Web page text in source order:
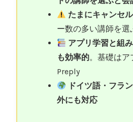
たまにキャンセ
ー数の多い講師を
アプリ学習と組
も効率的。基礎はア
Preply
ドイツ語・フラ
外にも対応